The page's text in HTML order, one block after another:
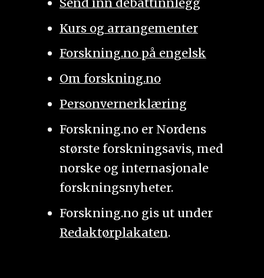
Kurs og arrangementer
Forskning.no på engelsk
Om forskning.no
Personvernerklæring
Forskning.no er Nordens
største forskningsavis, med
norske og internasjonale
forskningsnyheter.
Forskning.no gis ut under
Redaktørplakaten.